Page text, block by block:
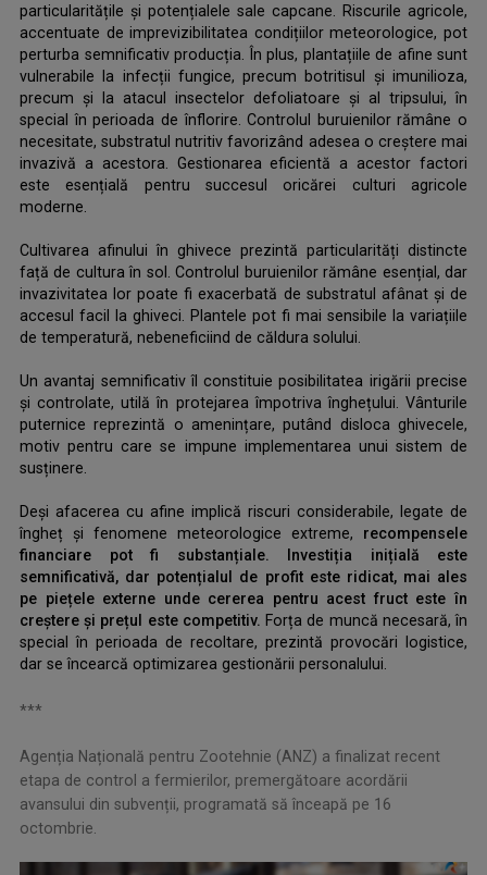
particularitățile și potențialele sale capcane. Riscurile agricole,
accentuate de imprevizibilitatea condițiilor meteorologice, pot
perturba semnificativ producția. În plus, plantațiile de afine sunt
vulnerabile la infecții fungice, precum botritisul și imunilioza,
precum și la atacul insectelor defoliatoare și al tripsului, în
special în perioada de înflorire. Controlul buruienilor rămâne o
necesitate, substratul nutritiv favorizând adesea o creștere mai
invazivă a acestora. Gestionarea eficientă a acestor factori
este esențială pentru succesul oricărei culturi agricole
moderne.
Cultivarea afinului în ghivece prezintă particularități distincte
față de cultura în sol. Controlul buruienilor rămâne esențial, dar
invazivitatea lor poate fi exacerbată de substratul afânat și de
accesul facil la ghiveci. Plantele pot fi mai sensibile la variațiile
de temperatură, nebeneficiind de căldura solului.
Un avantaj semnificativ îl constituie posibilitatea irigării precise
și controlate, utilă în protejarea împotriva înghețului. Vânturile
puternice reprezintă o amenințare, putând disloca ghivecele,
motiv pentru care se impune implementarea unui sistem de
susținere.
Deși afacerea cu afine implică riscuri considerabile, legate de
îngheț și fenomene meteorologice extreme, recompensele
financiare pot fi substanțiale. Investiția inițială este
semnificativă, dar potențialul de profit este ridicat, mai ales
pe piețele externe unde cererea pentru acest fruct este în
creștere și prețul este competitiv. Forța de muncă necesară, în
special în perioada de recoltare, prezintă provocări logistice,
dar se încearcă optimizarea gestionării personalului.
***
Agenția Națională pentru Zootehnie (ANZ) a finalizat recent
etapa de control a fermierilor, premergătoare acordării
avansului din subvenții, programată să înceapă pe 16
octombrie.